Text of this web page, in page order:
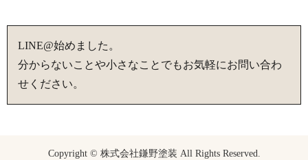
LINE@始めました。
分からないことや小さなことでもお気軽にお問い合わ
せください。
Copyright © 株式会社鎌野塗装 All Rights Reserved.